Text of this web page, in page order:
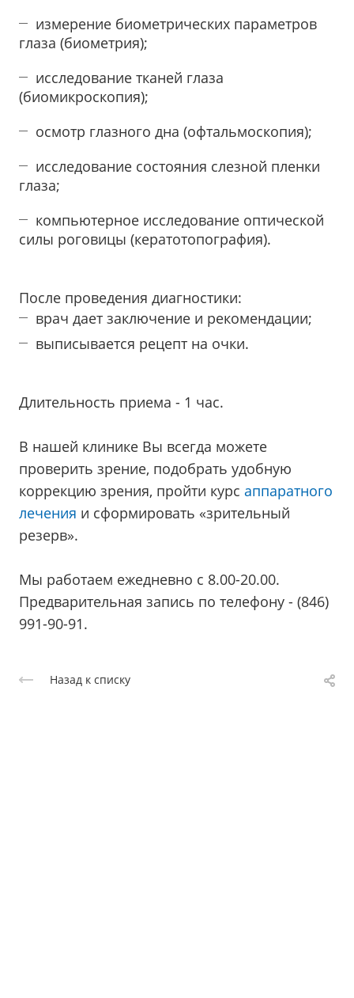
измерение биометрических параметров
глаза (биометрия);
исследование тканей глаза
(биомикроскопия);
осмотр глазного дна (офтальмоскопия);
исследование состояния слезной пленки
глаза;
компьютерное исследование оптической
силы роговицы (кератотопография).
После проведения диагностики:
врач дает заключение и рекомендации;
выписывается рецепт на очки.
Длительность приема - 1 час.
В нашей клинике Вы всегда можете
проверить зрение, подобрать удобную
коррекцию зрения, пройти курс аппаратного
лечения и сформировать «зрительный
резерв».
Мы работаем ежедневно с 8.00-20.00.
Предварительная запись по телефону - (846)
991-90-91.
Назад к списку